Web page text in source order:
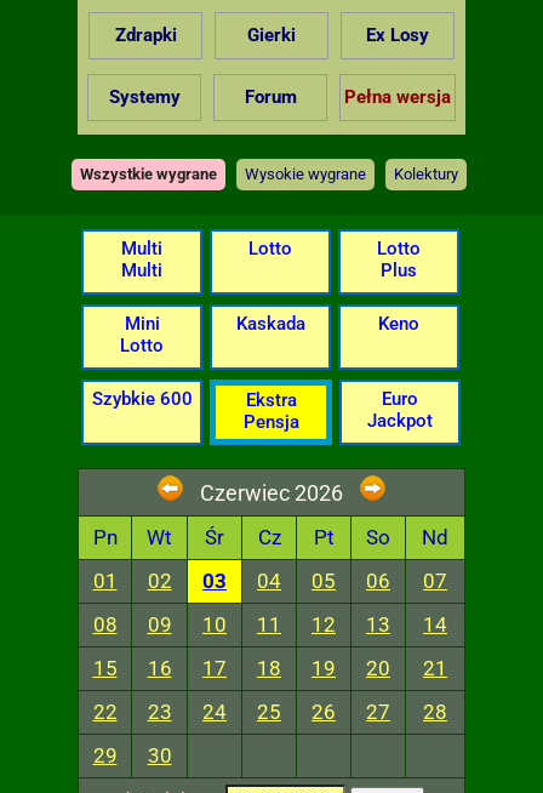
Zdrapki Gierki Ex Losy
Systemy Forum Pełna wersja
Wszystkie wygrane Wysokie wygrane Kolektury
Multi
Multi
Lotto
Lotto
Plus
Mini
Lotto
Kaskada Keno
Szybkie 600
Ekstra
Pensja
Euro
Jackpot
Czerwiec 2026
Pn Wt Śr Cz Pt So
Nd
01
02 03 04 05 06
07
08
09 10 11 12 13
14
15
16 17 18 19 20
21
22
23 24 25 26 27
28
29
30